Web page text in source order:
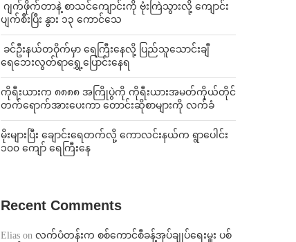
⁨⁩ ⁨ဂျက်ဖိုက်တာနဲ့ စာသင်ကျောင်းကို ဗုံးကြဲသွားလို့ ကျောင်း
ပျက်စီးပြီး နွား ၁၃ ကောင်သေ
⁩ ⁨ခင်ဦးနယ်တဝိုက်မှာ ရေကြီးနေလို့ ပြည်သူသောင်းချီ
ရေဘေးလွတ်ရာရွှေ့ပြောင်းနေရ
ကိုရီးယားက ၈၈၈၈ အကြိုပွဲကို ကိုရီးယားအမတ်ကိုယ်တိုင်
တက်ရောက်အားပေးကာ တောင်းဆိုစာများကို လက်ခံ
⁨မိုးများပြီး ချောင်းရေတက်လို့ ကောလင်းနယ်က ရွာပေါင်း
၁၀၀ ကျော် ရေကြီးနေ
Recent Comments
Elias on လက်ပံတန်းက စစ်ကောင်စီခန့်အုပ်ချုပ်ရေးမှူး ပစ်